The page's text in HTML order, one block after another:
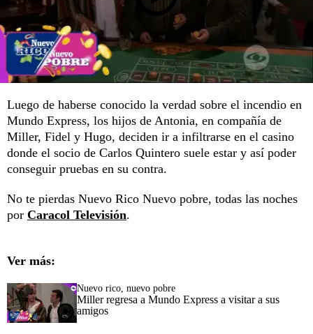
Luego de haberse conocido la verdad sobre el incendio en
Mundo Express, los hijos de Antonia, en compañía de
Miller, Fidel y Hugo, deciden ir a infiltrarse en el casino
donde el socio de Carlos Quintero suele estar y así poder
conseguir pruebas en su contra.
No te pierdas Nuevo Rico Nuevo pobre, todas las noches
por Caracol Televisión.
Ver más:
Nuevo rico, nuevo pobre
Miller regresa a Mundo Express a visitar a sus
amigos